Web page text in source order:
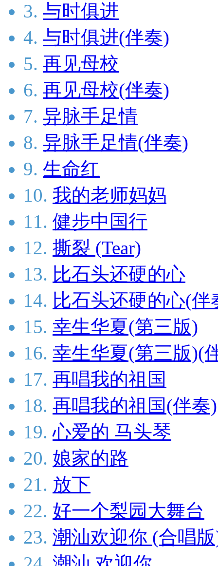
3. 与时俱进
4. 与时俱进(伴奏)
5. 再见母校
6. 再见母校(伴奏)
7. 异脉手足情
8. 异脉手足情(伴奏)
9. 生命红
10. 我的老师妈妈
11. 健步中国行
12. 撕裂 (Tear)
13. 比石头还硬的心
14. 比石头还硬的心(伴
15. 幸生华夏(第三版)
16. 幸生华夏(第三版)(
17. 再唱我的祖国
18. 再唱我的祖国(伴奏)
19. 心爱的 马头琴
20. 娘家的路
21. 放下
22. 好一个梨园大舞台
23. 潮汕欢迎你 (合唱